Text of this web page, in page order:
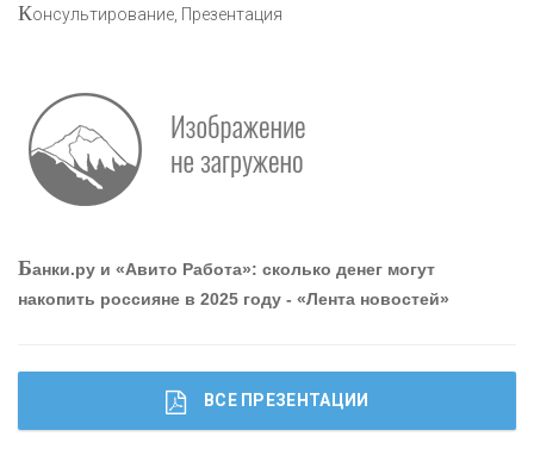
привлечь и удержать персонал - «Интервью»
Консультирование, Презентация
Банки.ру и «Авито Работа»: сколько денег могут
накопить россияне в 2025 году - «Лента новостей»
ВСЕ ПРЕЗЕНТАЦИИ